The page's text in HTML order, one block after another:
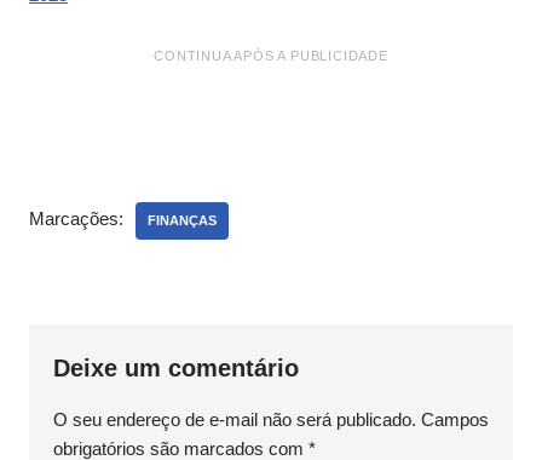
CONTINUA APÓS A PUBLICIDADE
Marcações: FINANÇAS
Deixe um comentário
O seu endereço de e-mail não será publicado. Campos
obrigatórios são marcados com *